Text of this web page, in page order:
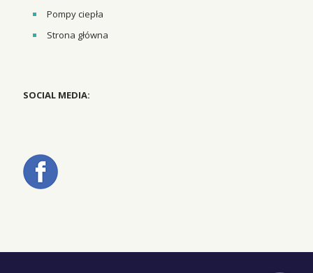
Pompy ciepła
Strona główna
SOCIAL MEDIA: